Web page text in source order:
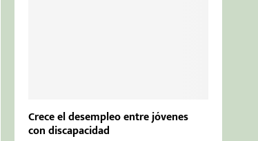
Crece el desempleo entre jóvenes
con discapacidad